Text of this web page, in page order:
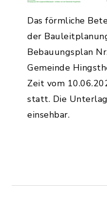
Das förmliche
der
Bebauungsplan
Gemeinde
Zeit vom
statt. Die
einsehbar.